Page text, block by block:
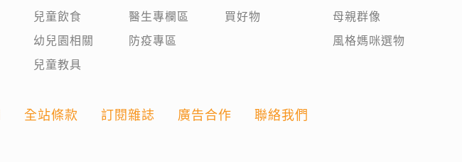
兒童飲食
幼兒園相關
兒童教具
醫生專欄區
防疫專區
買好物
母親群像
風格媽咪選物
全站條款 訂閱雜誌 廣告合作 聯絡我們